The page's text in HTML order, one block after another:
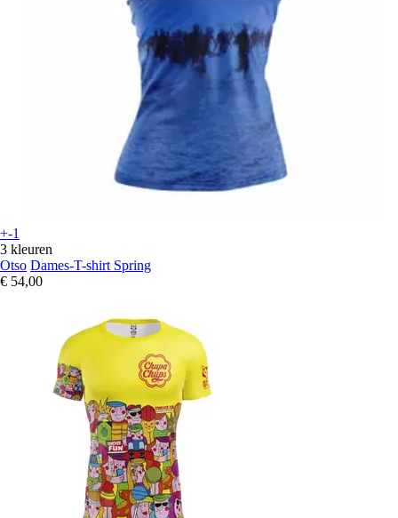
+-1
3 kleuren
Otso Dames-T-shirt Spring
€ 54,00